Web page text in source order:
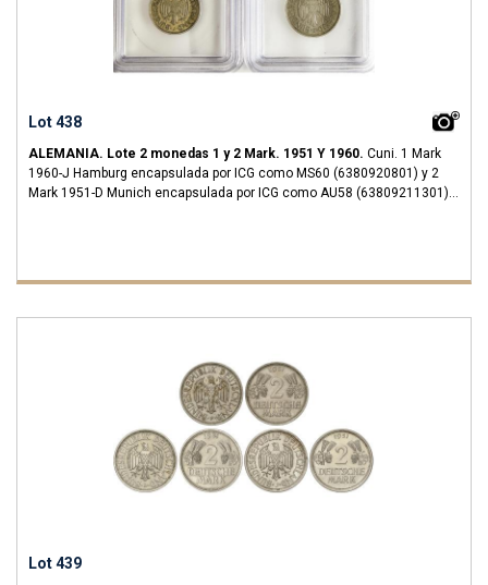
Lot 438
ALEMANIA. Lote 2 monedas 1 y 2 Mark. 1951 Y 1960. Cuni. 1 Mark
1960-J Hamburg encapsulada por ICG como MS60 (6380920801) y 2
Mark 1951-D Munich encapsulada por ICG como AU58 (63809211301).
Lot 439